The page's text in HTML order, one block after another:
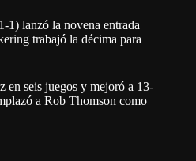
1) lanzó la novena entrada
trabajó la décima para
en seis juegos y mejoró a 13-
a Rob Thomson como